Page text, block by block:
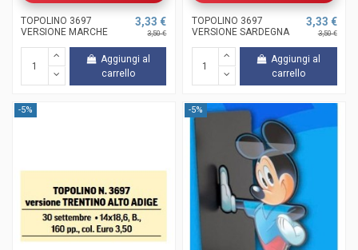
TOPOLINO 3697
VERSIONE MARCHE
3,33 €
3,50 €
Aggiungi al
carrello
TOPOLINO 3697
VERSIONE SARDEGNA
3,33 €
3,50 €
Aggiungi al
carrello
-5% -5%